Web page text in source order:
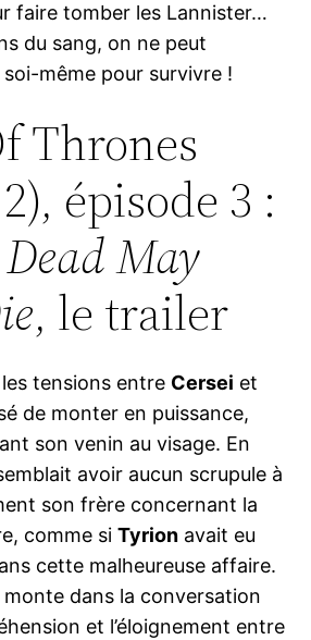
faire tomber les Lannister…
du sang, on ne peut
même pour survivre !
Thrones
épisode 3 :
May
, le trailer
tensions entre Cersei et
de monter en puissance,
son venin au visage. En
avoir aucun scrupule à
son frère concernant la
comme siTyrion avait eu
cette malheureuse affaire.
dans la conversation
et l’éloignement entre